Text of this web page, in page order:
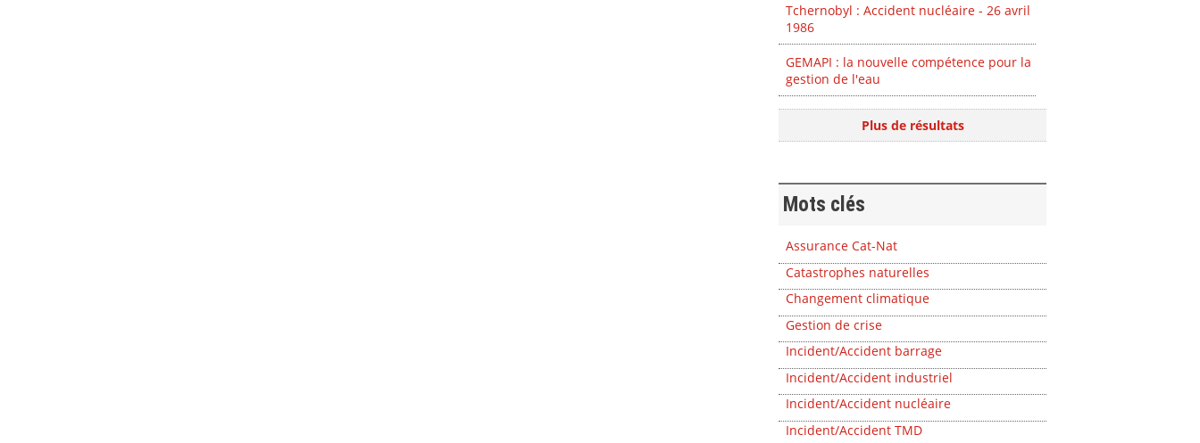
Tchernobyl : Accident nucléaire - 26 avril
1986
GEMAPI : la nouvelle compétence pour la
gestion de l'eau
Plus de résultats
Mots clés
Assurance Cat-Nat
Catastrophes naturelles
Changement climatique
Gestion de crise
Incident/Accident barrage
Incident/Accident industriel
Incident/Accident nucléaire
Incident/Accident TMD